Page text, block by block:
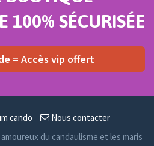
100% SÉCURISÉE
= Accès vip offert
cando Nous contacter
du candaulisme et les maris